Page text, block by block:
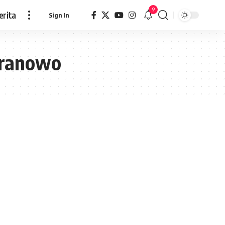
Sign In
9